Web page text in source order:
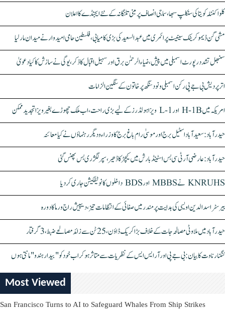
کلواکنٹلہ کویتا کی سنکلپ سبھا، سماجی انصاف پر مبنی تلنگانہ کے نئے ایجنڈے کا اعلان
مشی گن ڈیموکریٹک سینیٹ پرائمری میں عبدالسعید کی بڑی کامیابی، فلسطین حامی امیدوار نے میدان مار لیا
سنبھل تشدد رپورٹ اسمبلی میں پیش، ضیاء الرحمٰن برق اور سہیل اقبال کا ذکر، یوگی نے سازش کا کیا دعویٰ
اتر پردیش بی جے پی رکن اسمبلی ونود سنگھ پر خاتون کے سنگین الزامات
امریکہ میں H-1B اور L-1 ویزا ہولڈرز کے لیے بڑی راحت، اب ملک چھوڑے بغیر ویزا تجدید ممکن
حیدرآباد: سعیدآباد اسٹیل برج اور موسیٰ رام باغ برج کا وزراء و دیگر رہنماؤں نے کیا معائنہ
حیدرآباد: عارضی آر ٹی سی بس اسٹینڈ بارش میں کیچڑ کا ڈھیر، سپر لگژری بس پھنس گئی
KNRUHS نے MBBS اور BDS داخلوں کا نوٹیفکیشن جاری کر دیا
بیرسٹر اسدالدین اویسی کی ہدایت پر مندر میں صفائی کے انتظامات تیز، دیپیش راج ورما کا دورہ
حیدرآباد میں ملاوٹی مصالحہ جات کے خلاف بڑا کریک ڈاؤن، 25 ٹن سے زائد مصالحے ضبط، 3 گرفتار
کنگنا رناوت کا بیان: بی جے پی اور آر ایس ایس کے نظریات سے متاثر ہو کر اب خود کو "بیدار ہندو" مانتی ہوں
Most Viewed
San Francisco Turns to AI to Safeguard Whales From Ship Strikes